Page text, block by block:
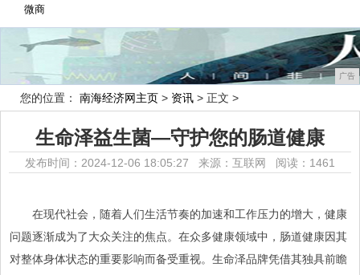
微商
广告
您的位置： 南海经济网主页 > 资讯 > 正文 >
生命泽益生菌—守护您的肠道健康
发布时间：2024-12-06 18:05:27 来源：互联网 阅读：1461
在现代社会，随着人们生活节奏的加速和工作压力的增大，健康
问题逐渐成为了大众关注的焦点。在众多健康领域中，肠道健康因其
对整体身体状态的重要影响而备受重视。生命泽品牌凭借其独具前瞻